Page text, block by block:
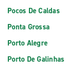
Pocos De Caldas
Ponta Grossa
Porto Alegre
Porto De Galinhas